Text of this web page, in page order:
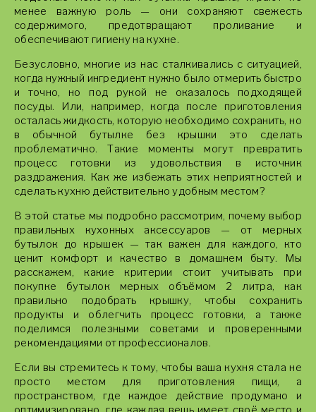
менее важную роль — они сохраняют свежесть
содержимого, предотвращают проливание и
обеспечивают гигиену на кухне.
Безусловно, многие из нас сталкивались с ситуацией,
когда нужный ингредиент нужно было отмерить быстро
и точно, но под рукой не оказалось подходящей
посуды. Или, например, когда после приготовления
осталась жидкость, которую необходимо сохранить, но
в обычной бутылке без крышки это сделать
проблематично. Такие моменты могут превратить
процесс готовки из удовольствия в источник
раздражения. Как же избежать этих неприятностей и
сделать кухню действительно удобным местом?
В этой статье мы подробно рассмотрим, почему выбор
правильных кухонных аксессуаров — от мерных
бутылок до крышек — так важен для каждого, кто
ценит комфорт и качество в домашнем быту. Мы
расскажем, какие критерии стоит учитывать при
покупке бутылок мерных объёмом 2 литра, как
правильно подобрать крышку, чтобы сохранить
продукты и облегчить процесс готовки, а также
поделимся полезными советами и проверенными
рекомендациями от профессионалов.
Если вы стремитесь к тому, чтобы ваша кухня стала не
просто местом для приготовления пищи, а
пространством, где каждое действие продумано и